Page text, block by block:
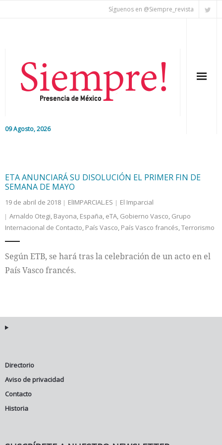
Síguenos en @Siempre_revista
09 Agosto, 2026
Colaboradores
Cultura
ETA ANUNCIARÁ SU DISOLUCIÓN EL PRIMER FIN DE
SEMANA DE MAYO
19 de abril de 2018 ElIMPARCIAL.ES
El Imparcial
Arnaldo Otegi, Bayona, España, eTA, Gobierno Vasco, Grupo
Internacional de Contacto, País Vasco, País Vasco francés,Terrorismo
Según ETB, se hará tras la celebración de un acto en el
País Vasco francés.
Directorio
Aviso de privacidad
Contacto
Historia